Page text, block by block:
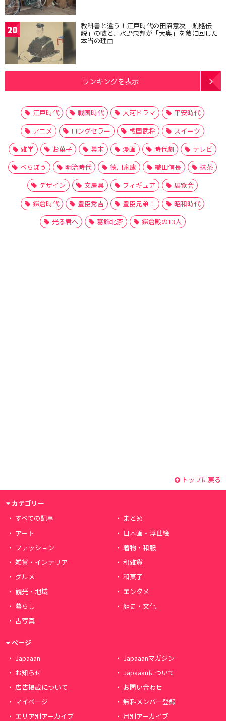
20 教科書と違う！江戸時代の田沼意次「賄賂伝
説」の嘘と、水野忠邦が「大奥」を敵に回した
本当の理由
ランキングを表示
江戸時代 戦国時代 大河ドラマ
平安時代
アニメ
ロングセラー 戦国武将
スイーツ
雑学
お菓子 幕末 漫画 時代劇
テレビ
べらぼう
明治時代 徳川家康 織田信長
抹茶
デザイン
文房具 フィギュア
展覧会
鎌倉時代
豊臣秀吉 豊臣兄弟！
昭和時代
光る君へ
葛飾北斎 鎌倉殿の13人
トップに戻る
カテゴリー
すべての記事
まとめ
アート
日本画・浮世絵
ファッション
着物・和服
雑貨・インテリア
和雑貨
グルメ
和菓子
観光・地域
エンタメ
暮らし
歴史・文化
古写真
ページ
Japaaan
Japaaanマガジン
お知らせ
Japaaanについて
広告掲載について
お問い合わせ
マイページ
無料メンバー登録
エリア別アーカイブ
月別アーカイブ